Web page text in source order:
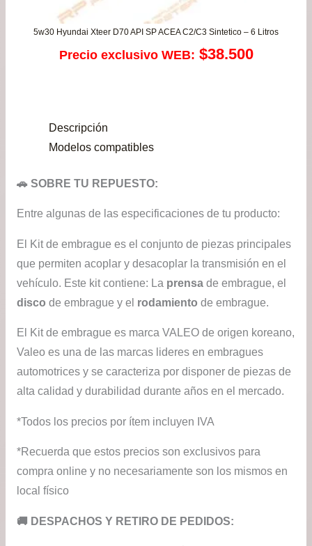
5w30 Hyundai Xteer D70 API SP ACEA C2/C3 Sintetico – 6 Litros
Precio exclusivo WEB: $38.500
Descripción
Modelos compatibles
🚗 SOBRE TU REPUESTO:
Entre algunas de las especificaciones de tu producto:
El Kit de embrague es el conjunto de piezas principales
que permiten acoplar y desacoplar la transmisión en el
vehículo. Este kit contiene: La prensade embrague, el
disco de embrague y el rodamiento de embrague.
El Kit de embrague es marca VALEO de origen koreano,
Valeo es una de las marcas lideres en embragues
automotrices y se caracteriza por disponer de piezas de
alta calidad y durabilidad durante años en el mercado.
*Todos los precios por ítem incluyen IVA
*Recuerda que estos precios son exclusivos para
compra online y no necesariamente son los mismos en
local físico
​🚚​ DESPACHOS Y RETIRO DE PEDIDOS: